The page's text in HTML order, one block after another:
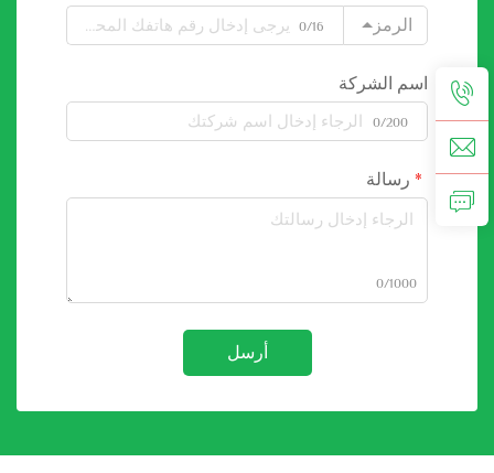
الرمز
0/16
اسم الشركة
0/200
رسالة
0/1000
أرسل